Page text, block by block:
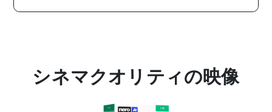
シネマクオリティの映像